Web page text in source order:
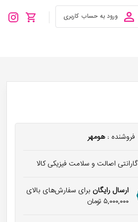
ورود به حساب کاربری
فروشنده : هومهر
گارانتی اصالت و سلامت فیزیکی کالا
ارسال رایگان برای سفارش‌های بالای
۵,۰۰۰,۰۰۰ تومان